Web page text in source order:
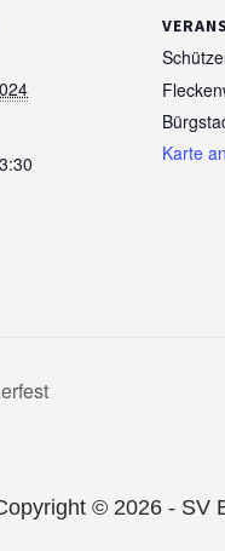
Karte
© 2026 - SV